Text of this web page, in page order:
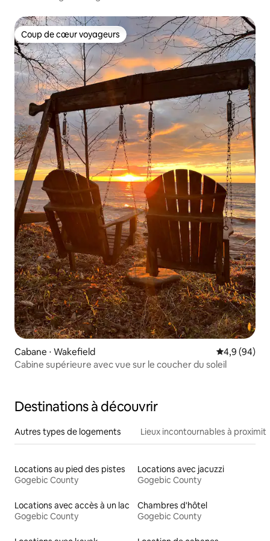
Coup de cœur voyageurs
Coup de cœur voyageurs
Cabane ⋅ Wakefield Évaluation
4,9 (94)
Cabine supérieure avec vue sur le coucher du soleil
Destinations à découvrir
Autres types de logements Lieux incontournables à
Locations au pied des pistes
Gogebic County
Locations avec jacuzzi
Gogebic County
Locations avec accès à un lac
Gogebic County
Chambres d'hôtel
Gogebic County